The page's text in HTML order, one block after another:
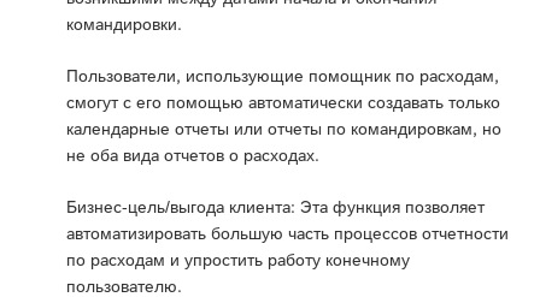
командировки.
Пользователи, использующие помощник по расходам,
смогут с его помощью автоматически создавать только
календарные отчеты или отчеты по командировкам, но
не оба вида отчетов о расходах.
Бизнес-цель/выгода клиента: Эта функция позволяет
автоматизировать большую часть процессов отчетности
по расходам и упростить работу конечному
пользователю.